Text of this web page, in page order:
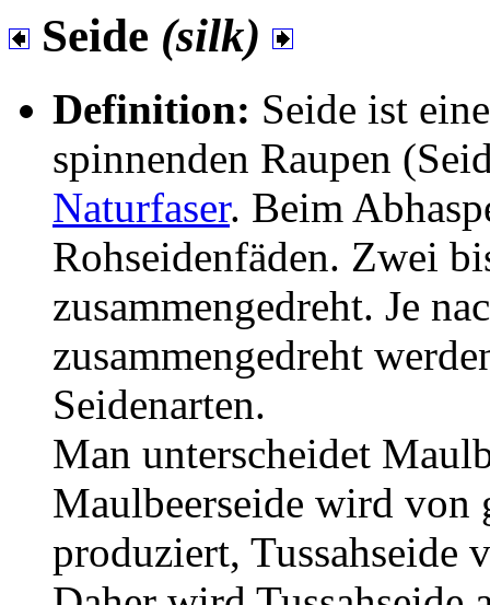
Seide (silk)
Definition: Seide ist
spinnenden Raupen
Naturfaser. Beim
Rohseidenfäden. Zwei
zusammengedreht. Je
zusammengedreht
Seidenarten.
Man unterscheidet
Maulbeerseide wird von
produziert, Tussahseide